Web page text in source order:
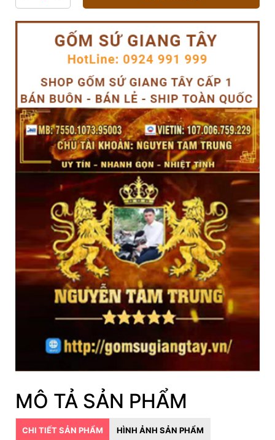
MÔ TẢ SẢN PHẨM
CHI TIẾT SẢN PHẨM HÌNH ẢNH SẢN PHẨM